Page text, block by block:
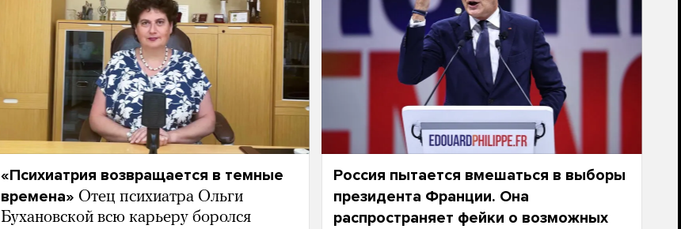
«Психиатрия возвращается в темные
времена» Отец психиатра Ольги
Бухановской всю карьеру боролся
Россия пытается вмешаться в выборы
президента Франции. Она
распространяет фейки о возможных